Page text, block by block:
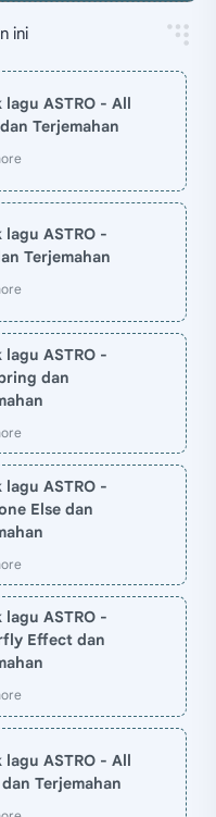
ini
lagu ASTRO - All
Terjemahan
lagu ASTRO -
Terjemahan
lagu ASTRO -
dan
lagu ASTRO -
Else dan
lagu ASTRO -
Effect dan
lagu ASTRO - All
Terjemahan